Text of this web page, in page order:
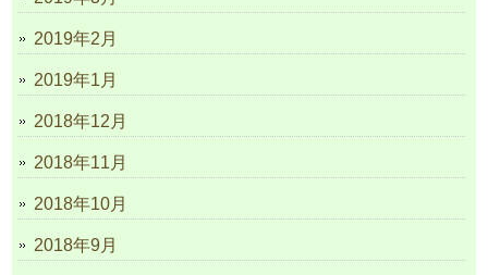
2019年2月
2019年1月
2018年12月
2018年11月
2018年10月
2018年9月